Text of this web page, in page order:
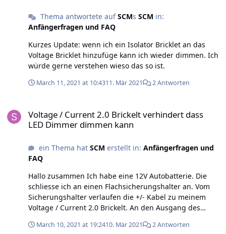
Thema antwortete aufSCMs SCM in:
Anfängerfragen und FAQ
Kurzes Update: wenn ich ein Isolator Bricklet an das
Voltage Bricklet hinzufüge kann ich wieder dimmen. Ich
würde gerne verstehen wieso das so ist.
March 11, 2021 at 10:4311. Mär 2021 2 Antworten
Voltage / Current 2.0 Brickelt verhindert dass
LED Dimmer dimmen kann
ein Thema hat SCM erstellt in: Anfängerfragen und
FAQ
Hallo zusammen Ich habe eine 12V Autobatterie. Die
schliesse ich an einen Flachsicherungshalter an. Vom
Sicherungshalter verlaufen die +/- Kabel zu meinem
Voltage / Current 2.0 Brickelt. An den Ausgang des
An den Ausgang des Dimmers schliesse ich eine kleine
March 10, 2021 at 19:2410. Mär 2021 2 Antworten